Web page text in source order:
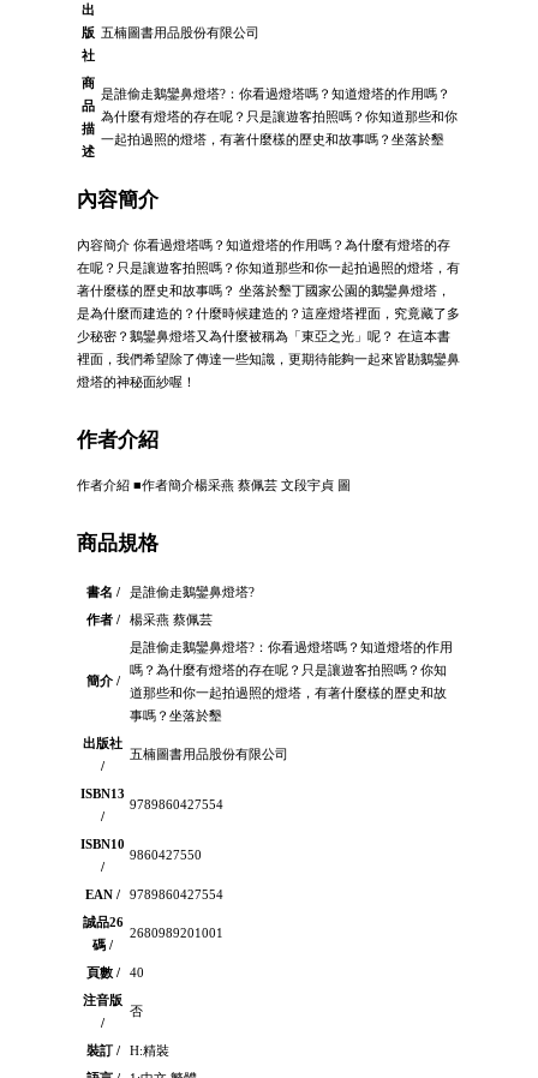
出
版
社
五楠圖書用品股份有限公司
商
品
描
述
是誰偷走鵝鑾鼻燈塔?：你看過燈塔嗎？知道燈塔的作用嗎？
為什麼有燈塔的存在呢？只是讓遊客拍照嗎？你知道那些和你
一起拍過照的燈塔，有著什麼樣的歷史和故事嗎？坐落於墾
內容簡介
內容簡介 你看過燈塔嗎？知道燈塔的作用嗎？為什麼有燈塔的存
在呢？只是讓遊客拍照嗎？你知道那些和你一起拍過照的燈塔，有
著什麼樣的歷史和故事嗎？ 坐落於墾丁國家公園的鵝鑾鼻燈塔，
是為什麼而建造的？什麼時候建造的？這座燈塔裡面，究竟藏了多
少秘密？鵝鑾鼻燈塔又為什麼被稱為「東亞之光」呢？ 在這本書
裡面，我們希望除了傳達一些知識，更期待能夠一起來皆勘鵝鑾鼻
燈塔的神秘面紗喔！
作者介紹
作者介紹 ■作者簡介楊采燕 蔡佩芸 文段宇貞 圖
商品規格
書名 /
是誰偷走鵝鑾鼻燈塔?
作者 /
楊采燕 蔡佩芸
簡介 /
是誰偷走鵝鑾鼻燈塔?：你看過燈塔嗎？知道燈塔的作用
嗎？為什麼有燈塔的存在呢？只是讓遊客拍照嗎？你知
道那些和你一起拍過照的燈塔，有著什麼樣的歷史和故
事嗎？坐落於墾
出版社
/
五楠圖書用品股份有限公司
ISBN13
/
9789860427554
ISBN10
/
9860427550
EAN /
9789860427554
誠品26
碼 /
2680989201001
頁數 /
40
注音版
/
否
裝訂 /
H:精裝